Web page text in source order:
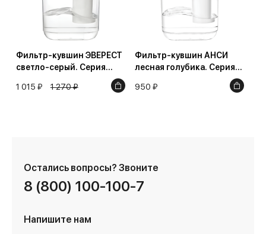
Фильтр-кувшин ЭВЕРЕСТ
светло-серый. Серия
1 015 ₽
1 270 ₽
Фильтр-кувшин АНСИ
лесная голубика. Серия
950 ₽
Остались вопросы? Звоните
8 (800) 100-100-7
Напишите нам